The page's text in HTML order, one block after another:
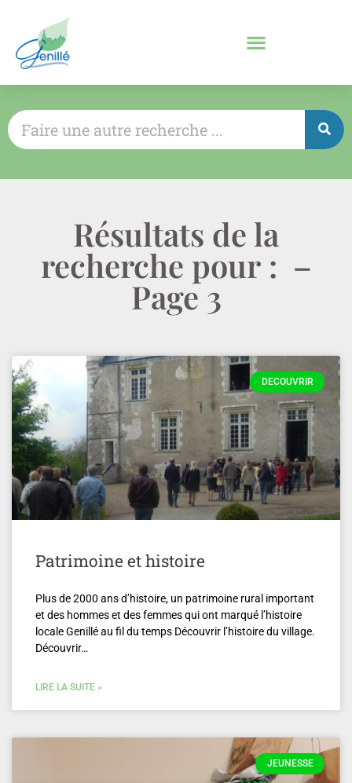
Résultats de la
recherche pour : –
Page 3
DECOUVRIR
Patrimoine et histoire
Plus de 2000 ans d’histoire, un patrimoine rural important
et des hommes et des femmes qui ont marqué l’histoire
locale Genillé au fil du temps Découvrir l’histoire du village.
Découvrir…
LIRE LA SUITE »
JEUNESSE